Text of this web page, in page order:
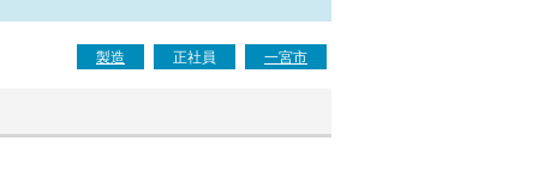
製造 正社員 一宮市